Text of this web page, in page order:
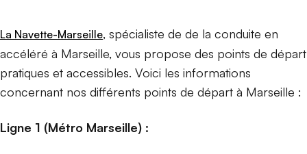
La Navette-Marseille, spécialiste de de la conduite en
accéléré à Marseille, vous propose des points de départ
pratiques et accessibles. Voici les informations
concernant nos différents points de départ à Marseille :
Ligne 1 (Métro Marseille) :